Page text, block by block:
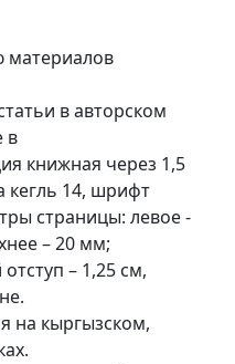
материалов
в авторском
в
книжная через 1,5
кегль 14, шрифт
страницы: левое -
– 20 мм;
– 1,25 см,
на кыргызском,